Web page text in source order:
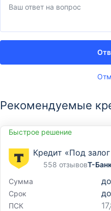
Рекомендуемые
Быстрое решение
Кредит «Под
558 отзывовТ-
Сумма
до
Срок до
ПСК